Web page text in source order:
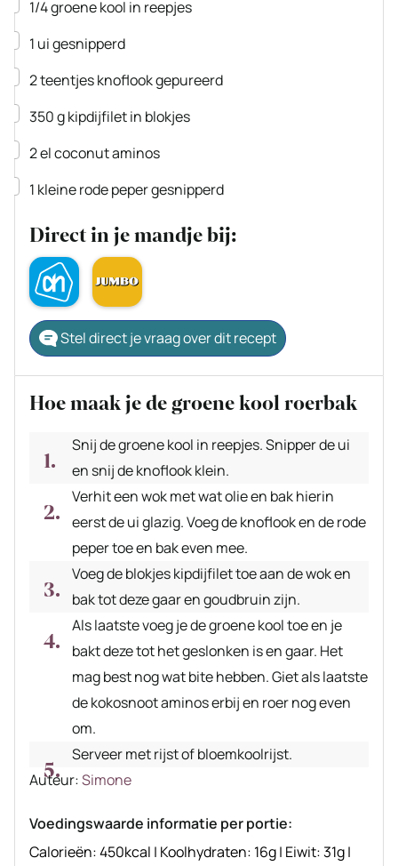
1/4groene kool in reepjes
▢
1 uigesnipperd
▢
2teentjesknoflookgepureerd
▢
350gkipdijfiletin blokjes
▢
2elcoconut aminos
▢
1 kleinerode pepergesnipperd
Direct in je mandje bij:
Stel direct je vraag over dit recept
Hoe maak je de groene kool roerbak
Snij de groene kool in reepjes. Snipper de ui
en snij de knoflook klein.
Verhit een wok met wat olie en bak hierin
eerst de ui glazig. Voeg de knoflook en de rode
peper toe en bak even mee.
Voeg de blokjes kipdijfilet toe aan de wok en
bak tot deze gaar en goudbruin zijn.
Als laatste voeg je de groene kool toe en je
bakt deze tot het geslonken is en gaar. Het
mag best nog wat bite hebben. Giet als laatste
de kokosnoot aminos erbij en roer nog even
om.
Serveer met rijst of bloemkoolrijst.
Auteur
Auteur:Simone
Voedingswaarde informatie per portie:
Calorieën:450kcal | Koolhydraten: 16g| Eiwit:31g|